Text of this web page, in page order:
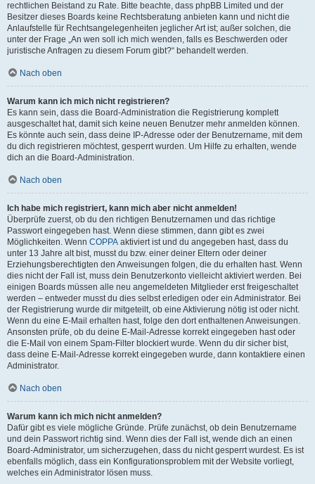
rechtlichen Beistand zu Rate. Bitte beachte, dass phpBB Limited und der
Besitzer dieses Boards keine Rechtsberatung anbieten kann und nicht die
Anlaufstelle für Rechtsangelegenheiten jeglicher Art ist; außer solchen, die
unter der Frage „An wen soll ich mich wenden, falls es Beschwerden oder
juristische Anfragen zu diesem Forum gibt?“ behandelt werden.
Nach oben
Warum kann ich mich nicht registrieren?
Es kann sein, dass die Board-Administration die Registrierung komplett
ausgeschaltet hat, damit sich keine neuen Benutzer mehr anmelden können.
Es könnte auch sein, dass deine IP-Adresse oder der Benutzername, mit dem
du dich registrieren möchtest, gesperrt wurden. Um Hilfe zu erhalten, wende
dich an die Board-Administration.
Nach oben
Ich habe mich registriert, kann mich aber nicht anmelden!
Überprüfe zuerst, ob du den richtigen Benutzernamen und das richtige
Passwort eingegeben hast. Wenn diese stimmen, dann gibt es zwei
Möglichkeiten. Wenn COPPA aktiviert ist und du angegeben hast, dass du
unter 13 Jahre alt bist, musst du bzw. einer deiner Eltern oder deiner
Erziehungsberechtigten den Anweisungen folgen, die du erhalten hast. Wenn
dies nicht der Fall ist, muss dein Benutzerkonto vielleicht aktiviert werden. Bei
einigen Boards müssen alle neu angemeldeten Mitglieder erst freigeschaltet
werden – entweder musst du dies selbst erledigen oder ein Administrator. Bei
der Registrierung wurde dir mitgeteilt, ob eine Aktivierung nötig ist oder nicht.
Wenn du eine E-Mail erhalten hast, folge den dort enthaltenen Anweisungen.
Ansonsten prüfe, ob du deine E-Mail-Adresse korrekt eingegeben hast oder
die E-Mail von einem Spam-Filter blockiert wurde. Wenn du dir sicher bist,
dass deine E-Mail-Adresse korrekt eingegeben wurde, dann kontaktiere einen
Administrator.
Nach oben
Warum kann ich mich nicht anmelden?
Dafür gibt es viele mögliche Gründe. Prüfe zunächst, ob dein Benutzername
und dein Passwort richtig sind. Wenn dies der Fall ist, wende dich an einen
Board-Administrator, um sicherzugehen, dass du nicht gesperrt wurdest. Es ist
ebenfalls möglich, dass ein Konfigurationsproblem mit der Website vorliegt,
welches ein Administrator lösen muss.